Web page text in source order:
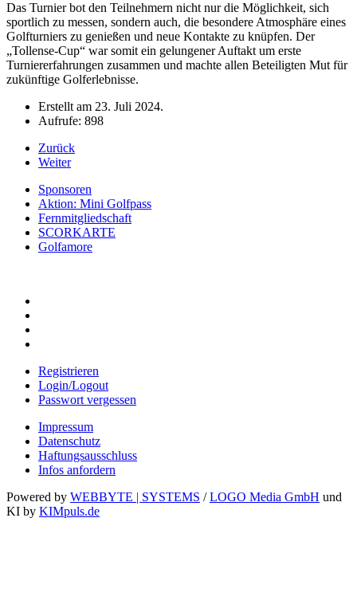
Das Turnier bot den Teilnehmern nicht nur die Möglichkeit, sich
sportlich zu messen, sondern auch, die besondere Atmosphäre eines
Golfturniers zu genießen und neue Kontakte zu knüpfen. Der
„Tollense-Cup“ war somit ein gelungener Auftakt um erste
Turniererfahrungen zusammen und machte allen Beteiligten Mut für
zukünftige Golferlebnisse.
Erstellt am 23. Juli 2024.
Aufrufe: 898
Zurück
Weiter
Sponsoren
Aktion: Mini Golfpass
Fernmitgliedschaft
SCORKARTE
Golfamore
Registrieren
Login/Logout
Passwort vergessen
Impressum
Datenschutz
Haftungsausschluss
Infos anfordern
Powered by WEBBYTE | SYSTEMS /LOGO Media GmbH und
KI by KIMpuls.de